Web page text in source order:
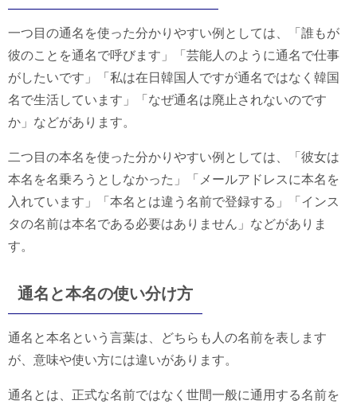
一つ目の通名を使った分かりやすい例としては、「誰もが
彼のことを通名で呼びます」「芸能人のように通名で仕事
がしたいです」「私は在日韓国人ですが通名ではなく韓国
名で生活しています」「なぜ通名は廃止されないのです
か」などがあります。
二つ目の本名を使った分かりやすい例としては、「彼女は
本名を名乗ろうとしなかった」「メールアドレスに本名を
入れています」「本名とは違う名前で登録する」「インス
タの名前は本名である必要はありません」などがありま
す。
通名と本名の使い分け方
通名と本名という言葉は、どちらも人の名前を表します
が、意味や使い方には違いがあります。
通名とは、正式な名前ではなく世間一般に通用する名前を